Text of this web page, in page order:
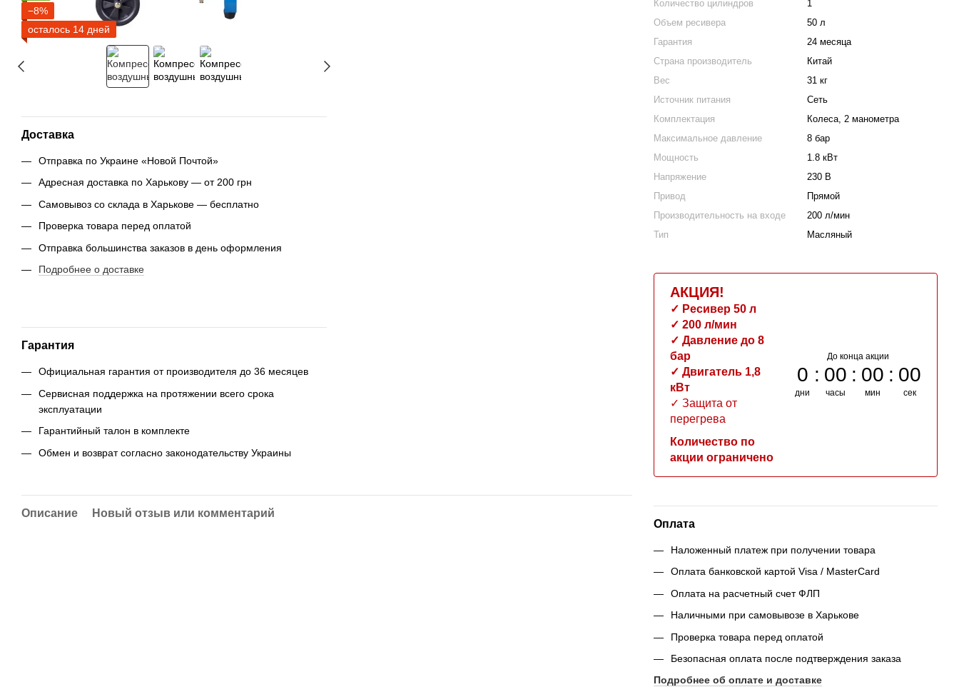
−8%
осталось 14 дней
Доставка
Отправка по Украине «Новой Почтой»
Адресная доставка по Харькову — от 200 грн
Самовывоз со склада в Харькове — бесплатно
Проверка товара перед оплатой
Отправка большинства заказов в день оформления
Подробнее о доставке
Гарантия
Официальная гарантия от производителя до 36 месяцев
Сервисная поддержка на протяжении всего срока
эксплуатации
Гарантийный талон в комплекте
Обмен и возврат согласно законодательству Украины
Количество цилиндров
1
Объем ресивера
50 л
Гарантия
24 месяца
Страна производитель
Китай
Вес
31 кг
Источник питания
Сеть
Комплектация
Колеса, 2 манометра
Максимальное давление
8 бар
Мощность
1.8 кВт
Напряжение
230 В
Привод
Прямой
Производительность на входе
200 л/мин
Тип
Масляный
АКЦИЯ!
✓ Ресивер 50 л
✓ 200 л/мин
✓ Давление до 8
бар
✓ Двигатель 1,8
кВт
✓ Защита от
перегрева
Количество по
акции ограничено
До конца акции
0
дни
00
часы
00
мин
00
сек
Оплата
Наложенный платеж при получении товара
Оплата банковской картой Visa / MasterCard
Оплата на расчетный счет ФЛП
Наличными при самовывозе в Харькове
Проверка товара перед оплатой
Безопасная оплата после подтверждения заказа
Подробнее об оплате и доставке
Описание Новый отзыв или комментарий